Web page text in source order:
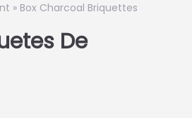
» Box Charcoal Briquettes
De